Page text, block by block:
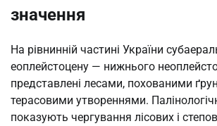
значення
На рівнинній частині України
еоплейстоцену — нижнього
представлені лесами, похованими
терасовими утвореннями.
показують чергування лісових і